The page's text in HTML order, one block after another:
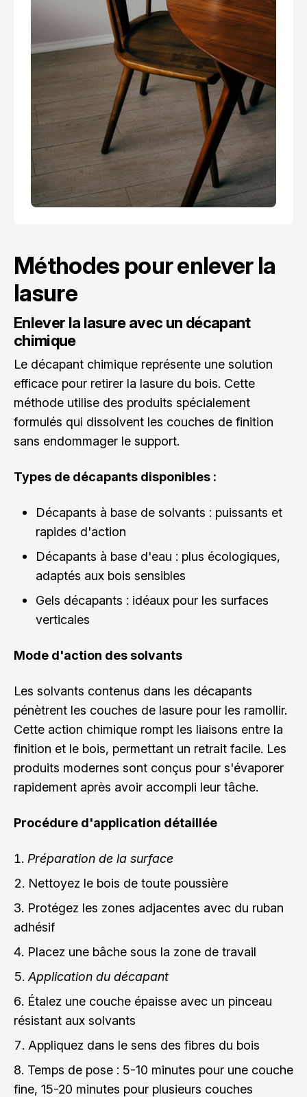
Méthodes pour enlever la
lasure
Enlever la lasure avec un décapant
chimique
Le décapant chimique représente une solution
efficace pour retirer la lasure du bois. Cette
méthode utilise des produits spécialement
formulés qui dissolvent les couches de finition
sans endommager le support.
Types de décapants disponibles :
Décapants à base de solvants : puissants et
rapides d'action
Décapants à base d'eau : plus écologiques,
adaptés aux bois sensibles
Gels décapants : idéaux pour les surfaces
verticales
Mode d'action des solvants
Les solvants contenus dans les décapants
pénètrent les couches de lasure pour les ramollir.
Cette action chimique rompt les liaisons entre la
finition et le bois, permettant un retrait facile. Les
produits modernes sont conçus pour s'évaporer
rapidement après avoir accompli leur tâche.
Procédure d'application détaillée
Préparation de la surface
Nettoyez le bois de toute poussière
Protégez les zones adjacentes avec du ruban
adhésif
Placez une bâche sous la zone de travail
Application du décapant
Étalez une couche épaisse avec un pinceau
résistant aux solvants
Appliquez dans le sens des fibres du bois
Temps de pose : 5-10 minutes pour une couche
fine, 15-20 minutes pour plusieurs couches